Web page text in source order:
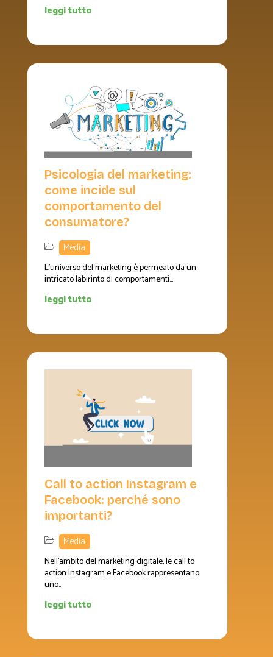
leggi tutto
Psicologia del marketing:
come incide sul
comportamento del
consumatore?
Media
L'universo del marketing è permeato da un
intricato labirinto di comportamenti...
leggi tutto
Call to action Instagram e
Facebook: perché sono
importanti?
Media
Nell'ambito del marketing digitale, le call to
action Instagram e Facebook rappresentano
uno...
leggi tutto